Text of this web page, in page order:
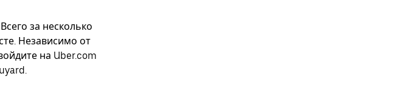
за несколько
Независимо от
на Uber.com